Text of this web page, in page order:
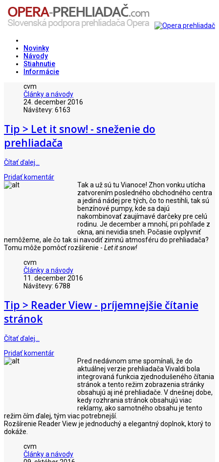
Novinky
Návody
Stiahnutie
Informácie
cvm
Články a návody
24. december 2016
Návštevy: 6163
Tip > Let it snow! - sneženie do
prehliadača
Čítať ďalej…
Pridať komentár
Tak a už sú tu Vianoce! Zhon vonku utícha
zatvorením posledného obchodného centra
a jediná nádej pre tých, čo to nestihli, tak sú
benzínové pumpy, kde sa dajú
nakombinovať zaujímavé darčeky pre celú
rodinu. Je december a mnohí, pri pohľade z
okna, ani nevidia sneh. Počasie ovplyvniť
nemôžeme, ale čo tak si navodiť zimnú atmosféru do prehliadača?
Tomu môže pomôcť rozšírenie - Let it snow!
cvm
Články a návody
11. december 2016
Návštevy: 6788
Tip > Reader View - príjemnejšie čítanie
stránok
Čítať ďalej…
Pridať komentár
Pred nedávnom sme spomínali, že do
aktuálnej verzie prehliadača Vivaldi bola
integrovaná funkcia zjednodušeného čítania
stránok a tento režim zobrazenia stránky
obsahujú aj iné prehliadače. V dnešnej dobe,
kedy rozhrania stránok obsahujú viac
reklamy, ako samotného obsahu je tento
režim čím ďalej, tým viac potrebnejší.
Rozšírenie Reader View je jednoduchý a elegantný doplnok, ktorý to
dokáže.
cvm
Články a návody